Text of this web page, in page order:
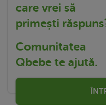
care vrei să
primești
Comunitatea
Qbebe te ajută.